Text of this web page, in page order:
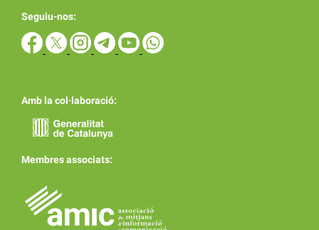
Seguiu-nos:
Amb la col·laboració:
Membres associats: